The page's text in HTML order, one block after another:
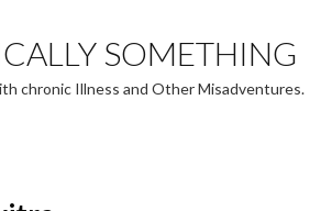
content
SOMETHING
chronic Illness and Other Misadventures.